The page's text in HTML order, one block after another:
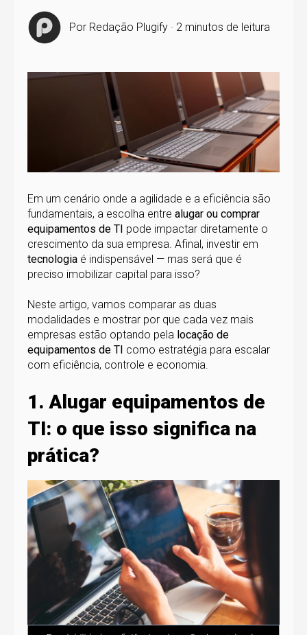
Por Redação Plugify · 2 minutos de leitura
Em um cenário onde a agilidade e a eficiência são
fundamentais, a escolha entre alugar ou comprar
equipamentos de TI pode impactar diretamente o
crescimento da sua empresa. Afinal, investir em
tecnologia é indispensável — mas será que é
preciso imobilizar capital para isso?
Neste artigo, vamos comparar as duas
modalidades e mostrar por que cada vez mais
empresas estão optando pela locação de
equipamentos de TI como estratégia para escalar
com eficiência, controle e economia.
1. Alugar equipamentos de
TI: o que isso significa na
prática?